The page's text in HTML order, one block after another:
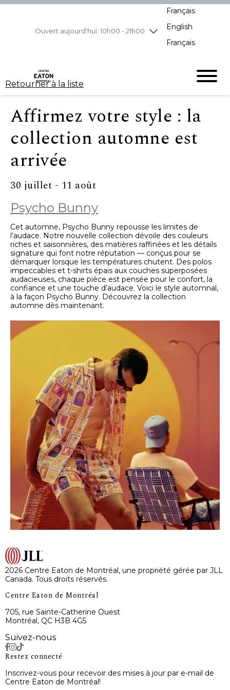
Ouvert aujourd'hui: 10h00 - 21h00
vendredi8/7
10h00 - 21h00
Français
English
Français
Retourner à la liste
Affirmez votre style : la
collection automne est
arrivée
30 juillet - 11 août
Psycho Bunny
Cet automne, Psycho Bunny repousse les limites de
l’audace. Notre nouvelle collection dévoile des couleurs
riches et saisonnières, des matières raffinées et les détails
signature qui font notre réputation — conçus pour se
démarquer lorsque les températures chutent. Des polos
impeccables et t-shirts épais aux couches superposées
audacieuses, chaque pièce est pensée pour le confort, la
confiance et une touche d’audace. Voici le style automnal,
à la façon Psycho Bunny. Découvrez la collection
automne dès maintenant.
2026 Centre Eaton de Montréal, une propriété gérée par JLL
Canada. Tous droits réservés.
Centre Eaton de Montréal
705, rue Sainte-Catherine Ouest
Montréal, QC H3B 4G5
Suivez-nous
Restez connecté
Inscrivez-vous pour recevoir des mises à jour par e-mail de
Centre Eaton de Montréal!